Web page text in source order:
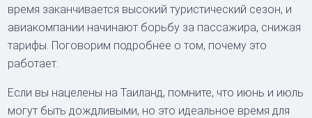
время заканчивается высокий туристический сезон, и
авиакомпании начинают борьбу за пассажира, снижая
тарифы. Поговорим подробнее о том, почему это
работает.
Если вы нацелены на Таиланд, помните, что июнь и июль
могут быть дождливыми, но это идеальное время для